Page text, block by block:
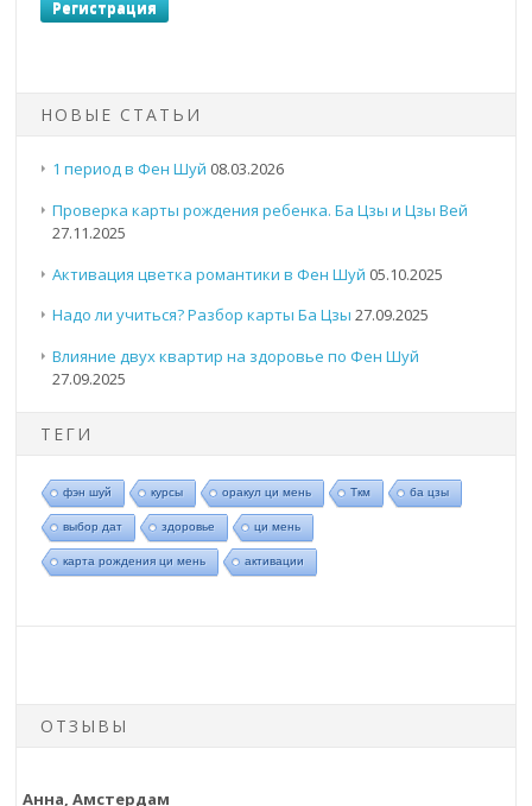
НОВЫЕ СТАТЬИ
1 период в Фен Шуй 08.03.2026
Проверка карты рождения ребенка. Ба Цзы и Цзы Вей
27.11.2025
Активация цветка романтики в Фен Шуй 05.10.2025
Надо ли учиться? Разбор карты Ба Цзы 27.09.2025
Влияние двух квартир на здоровье по Фен Шуй
27.09.2025
ТЕГИ
фэн шуй курсы оракул ци мень Ткм ба цзы
выбор дат здоровье ци мень
карта рождения ци мень активации
ОТЗЫВЫ
Анна, Амстердам